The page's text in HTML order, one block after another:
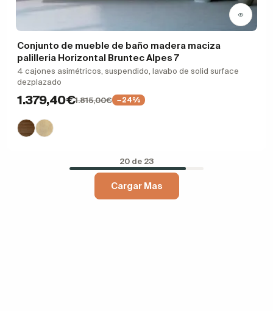
Conjunto de mueble de baño madera maciza
palilleria Horizontal Bruntec Alpes 7
4 cajones asimétricos, suspendido, lavabo de solid surface
dezplazado
1.379,40€1.815,00€ −24%
20 de 23
Cargar Mas